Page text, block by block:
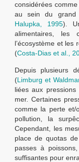
considérées
au sein du grand
Halupka, 1995).
alimentaires, les
l’écosystème et les
(Costa-Dias et al.,
Depuis plusieurs
(Limburg et
liées aux
mer. Certaines
comme la perte et/
pollution, la
Cependant, les
place de quotas
passes à
suffisantes pour